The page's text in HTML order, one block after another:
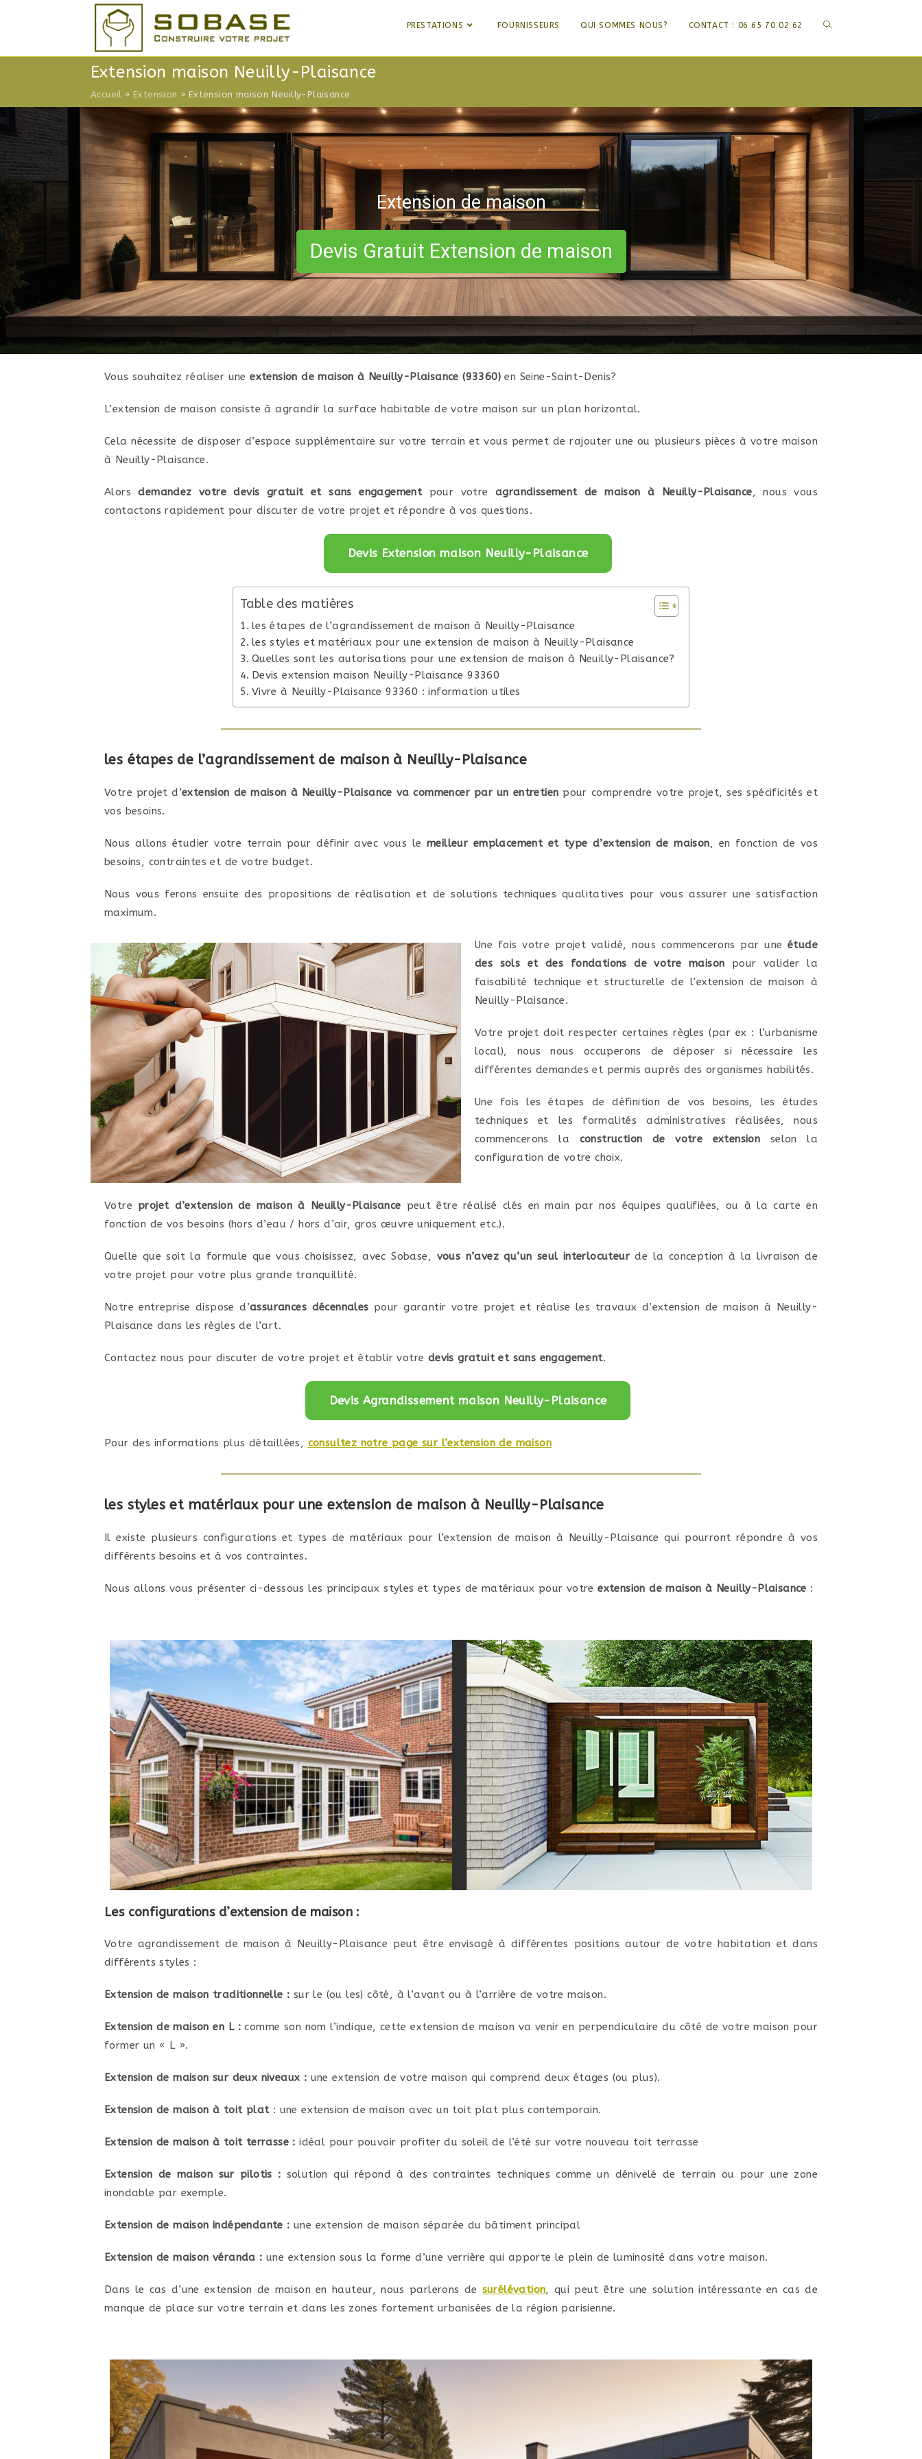
PRESTATIONS FOURNISSEURS QUI SOMMES NOUS? CONTACT : 06 65 70 02 62 TOGGLE
SEARCH
Extension maison Neuilly-Plaisance
Accueil » Extension » Extension maison Neuilly-Plaisance
Extension de maison
Devis Gratuit Extension de maison
Vous souhaitez réaliser une extension de maison à Neuilly-Plaisance (93360) en Seine-Saint-Denis?
L’extension de maison consiste à agrandir la surface habitable de votre maison sur un plan horizontal.
Cela nécessite de disposer d’espace supplémentaire sur votre terrain et vous permet de rajouter une ou plusieurs pièces à votre maison
à Neuilly-Plaisance.
Alorsdemandez votre devis gratuit et sans engagement pour votre agrandissement de maison à Neuilly-Plaisance, nous vous
contactons rapidement pour discuter de votre projet et répondre à vos questions.
Devis Extension maison Neuilly-Plaisance
Table des matières
les étapes de l’agrandissement de maison à Neuilly-Plaisance
les styles et matériaux pour une extension de maison à Neuilly-Plaisance
Quelles sont les autorisations pour une extension de maison à Neuilly-Plaisance?
Devis extension maison Neuilly-Plaisance 93360
Vivre à Neuilly-Plaisance 93360 : information utiles
les étapes de l’agrandissement de maison à Neuilly-Plaisance
Votre projet d’extension de maison à Neuilly-Plaisance va commencer par un entretien pour comprendre votre projet, ses spécificités et
vos besoins.
Nous allons étudier votre terrain pour définir avec vous le meilleur emplacement et type d’extension de maison, en fonction de vos
besoins, contraintes et de votre budget.
Nous vous ferons ensuite des propositions de réalisation et de solutions techniques qualitatives pour vous assurer une satisfaction
maximum.
Une fois votre projet validé, nous commencerons par une étude
des sols et des fondations de votre maison pour valider la
faisabilité technique et structurelle de l’extension de maison à
Neuilly-Plaisance.
Votre projet doit respecter certaines règles (par ex : l’urbanisme
local), nous nous occuperons de déposer si nécessaire les
différentes demandes et permis auprès des organismes habilités.
Une fois les étapes de définition de vos besoins, les études
techniques et les formalités administratives réalisées, nous
commencerons la construction de votre extension selon la
configuration de votre choix.
Votre projet d’extension de maison à Neuilly-Plaisance peut être réalisé clés en main par nos équipes qualifiées, ou à la carte en
fonction de vos besoins (hors d’eau / hors d’air, gros œuvre uniquement etc.).
Quelle que soit la formule que vous choisissez, avec Sobase, vous n’avez qu’un seul interlocuteurde la conception à la livraison de
votre projet pour votre plus grande tranquillité.
Notre entreprise dispose d’assurances décennales pour garantir votre projet et réalise les travaux d’extension de maison à Neuilly-
Plaisance dans les règles de l’art.
Contactez nous pour discuter de votre projet et établir votre devis gratuit et sans engagement.
Devis Agrandissement maison Neuilly-Plaisance
Pour des informations plus détaillées, consultez notre page sur l’extension de maison
les styles et matériaux pour une extension de maison à Neuilly-Plaisance
Il existe plusieurs configurations et types de matériaux pour l’extension de maison à Neuilly-Plaisance qui pourront répondre à vos
différents besoins et à vos contraintes.
Nous allons vous présenter ci-dessous les principaux styles et types de matériaux pour votreextension de maison à Neuilly-Plaisance :
Les configurations d’extension de maison :
Votre agrandissement de maison à Neuilly-Plaisance peut être envisagé à différentes positions autour de votre habitation et dans
différents styles :
Extension de maison traditionnelle : sur le (ou les) côté, à l’avant ou à l’arrière de votre maison.
Extension de maison en L :comme son nom l’indique, cette extension de maison va venir en perpendiculaire du côté de votre maison pour
former un « L ».
Extension de maison sur deux niveaux : une extension de votre maison qui comprend deux étages (ou plus).
Extension de maison à toit plat: une extension de maison avec un toit plat plus contemporain.
Extension de maison à toit terrasse : idéal pour pouvoir profiter du soleil de l’été sur votre nouveau toit terrasse
Extension de maison sur pilotis : solution qui répond à des contraintes techniques comme un dénivelé de terrain ou pour une zone
inondable par exemple.
Extension de maison indépendante : une extension de maison séparée du bâtiment principal
Extension de maison véranda : une extension sous la forme d’une verrière qui apporte le plein de luminosité dans votre maison.
Dans le cas d’une extension de maison en hauteur, nous parlerons de surélévation, qui peut être une solution intéressante en cas de
manque de place sur votre terrain et dans les zones fortement urbanisées de la région parisienne.